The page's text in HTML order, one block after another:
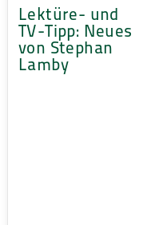
Lektüre- und
TV-Tipp: Neues
von Stephan
Lamby